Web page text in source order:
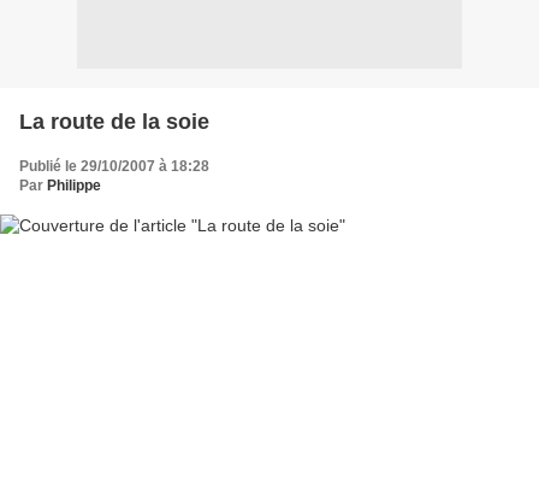
La route de la soie
Publié le 29/10/2007 à 18:28
Par Philippe